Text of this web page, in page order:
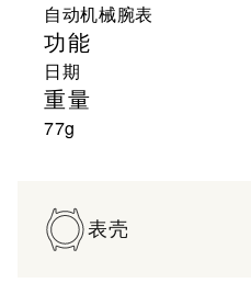
自动机械腕表
功能
日期
重量
77g
表壳